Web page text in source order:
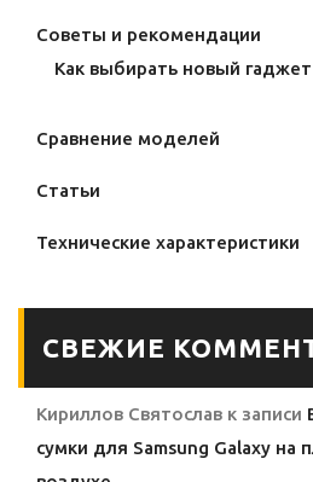
Советы и рекомендации
Как выбирать новый гаджет
Сравнение моделей
Статьи
Технические характеристики
СВЕЖИЕ
Кириллов Святослав к записи
сумки для Samsung Galaxy